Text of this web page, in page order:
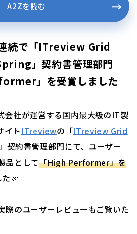
A2Zを読む
続で「ITreview Grid
」契約書管理部門
」を受賞しました
会社が運営する国内最大級のIT製
イト ITreviewの「ITreview Grid
」契約書管理部門にて、ユーザー
品として「High Performer」を
た🎉
際のユーザーレビューもご覧いた